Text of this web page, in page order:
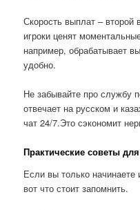
Скорость выплат – второй
игроки ценят
например, обрабатывает
удобно.
Не забывайте про службу
отвечает на русском и
чат 24/7.Это сэкономит
Практические советы
Если вы только начинаете
вот что стоит запомнить.